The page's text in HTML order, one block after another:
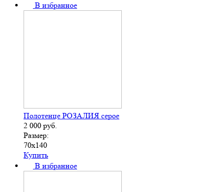
В избранное
Полотенце РОЗАЛИЯ серое
2 000 руб.
Размер:
70х140
Купить
В избранное